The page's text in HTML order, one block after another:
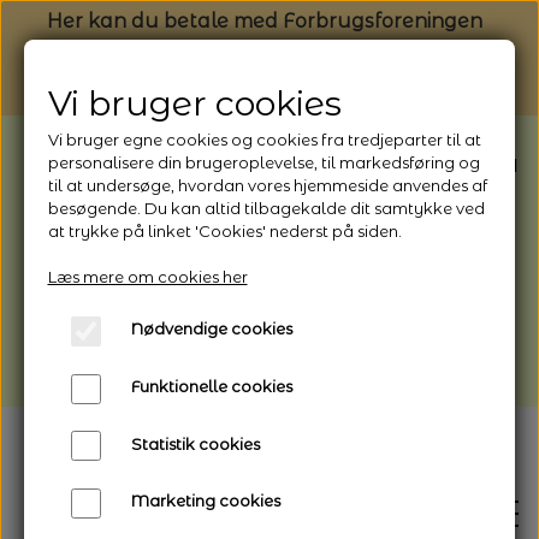
Her kan du betale med Forbrugsforeningen
BEMÆRK: Butikken har ferielukket* fra
1/8 - 9/8 - 2026
*Webshoppen er åben og sender hele
afhentning
Vi gør opmærksom på, at der kan være lidt
længere leveringstid
Vi bruger cookies
Vi bruger egne cookies og cookies fra tredjeparter til at
personalisere din brugeroplevelse, til markedsføring og
til at undersøge, hvordan vores hjemmeside anvendes af
besøgende. Du kan altid tilbagekalde dit samtykke ved
at trykke på linket 'Cookies' nederst på siden.
Læs mere om cookies her
Nødvendige cookies
Funktionelle cookies
Statistik cookies
Marketing cookies